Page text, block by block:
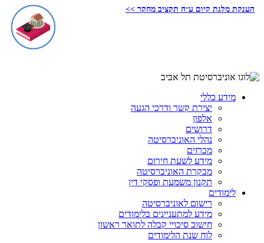
הענקת מלגת קיום ע״ח תקציב מחקר >>
מידע כללי
יצירת קשר ודרכי הגעה
אלפון
דרושים
נהלי האוניברסיטה
מכרזים
מידע לשעת חירום
מבקרת האוניברסיטה
תקנון משמעת ופסקי דין
לימודים
רישום לאוניברסיטה
מידע למתעניינים בלימודים
חישוב סיכויי קבלה לתואר ראשון
לוח שנת הלימודים